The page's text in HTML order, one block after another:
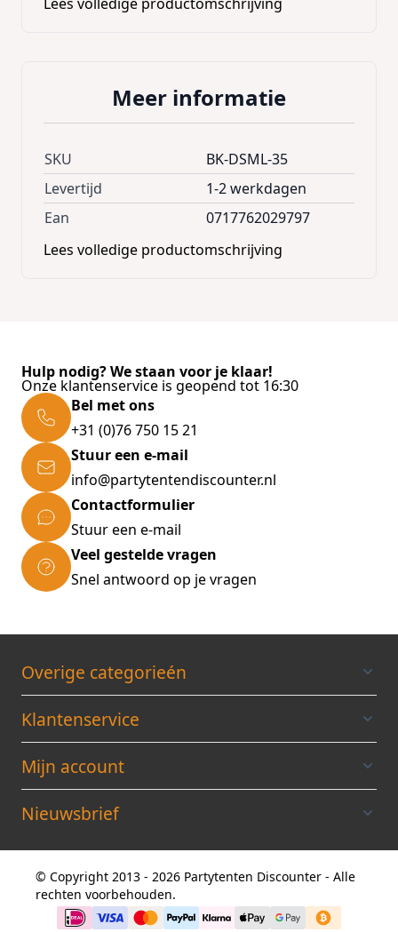
Meer informatie
SKU
BK-DSML-35
Levertijd
1-2 werkdagen
Ean
0717762029797
Lees volledige productomschrijving
Hulp nodig? We staan voor je klaar!
Onze klantenservice is geopend tot 16:30
Bel met ons
+31 (0)76 750 15 21
Stuur een e-mail
info@partytentendiscounter.nl
Contactformulier
Stuur een e-mail
Veel gestelde vragen
Snel antwoord op je vragen
Overige categorieén
Klantenservice
Mijn account
Nieuwsbrief
© Copyright 2013 - 2026 Partytenten Discounter - Alle
rechten voorbehouden.